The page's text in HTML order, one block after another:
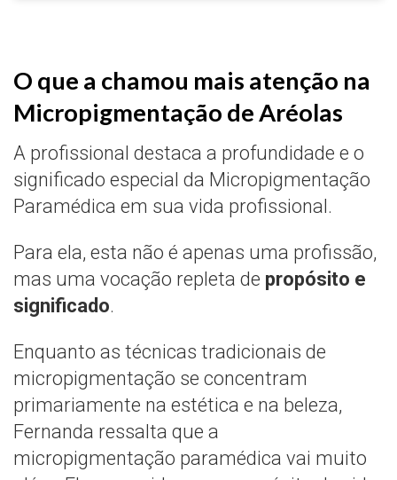
O que a chamou mais atenção na
Micropigmentação de Aréolas
A profissional destaca a profundidade e o
significado especial da Micropigmentação
Paramédica em sua vida profissional.
Para ela, esta não é apenas uma profissão,
mas uma vocação repleta de propósito e
significado.
Enquanto as técnicas tradicionais de
micropigmentação se concentram
primariamente na estética e na beleza,
Fernanda ressalta que a
micropigmentação paramédica vai muito